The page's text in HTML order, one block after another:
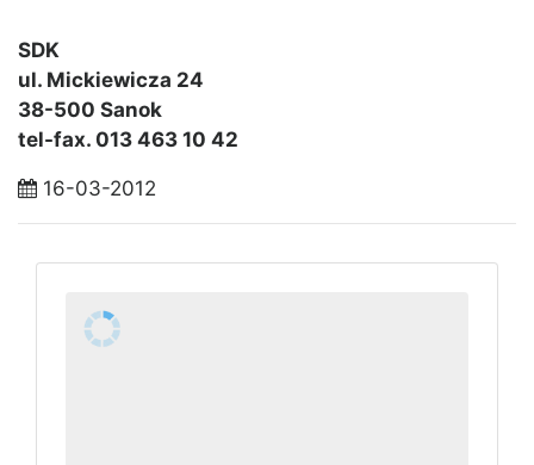
SDK
ul. Mickiewicza 24
38-500 Sanok
tel-fax. 013 463 10 42
16-03-2012